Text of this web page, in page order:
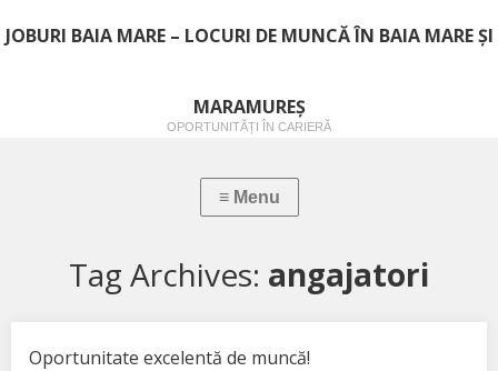
JOBURI BAIA MARE – LOCURI DE MUNCĂ ÎN BAIA MARE ȘI
MARAMUREȘ
OPORTUNITĂȚI ÎN CARIERĂ
Tag Archives: angajatori
Oportunitate excelentă de muncă!